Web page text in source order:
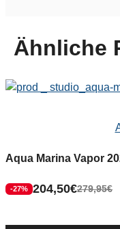
Ähnliche
Aqua Marina Vapor
-27% 279,95€
204,50€